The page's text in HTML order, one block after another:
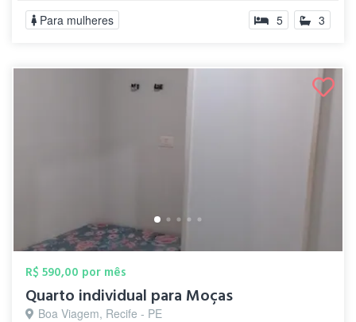
Para mulheres 5 3
R$ 590,00 por mês
Quarto individual para Moças
Boa Viagem, Recife - PE